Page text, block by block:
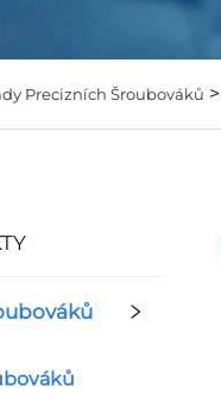
Precizních Šroubováků >